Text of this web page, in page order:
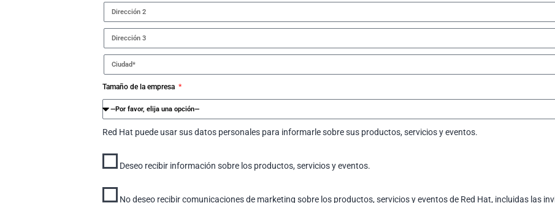
Tamaño de la empresa
Red Hat puede usar sus datos personales para informarle sobre sus productos, servicios y eventos.
Deseo recibir información sobre los productos, servicios y eventos.
No deseo recibir comunicaciones de marketing sobre los productos, servicios y eventos de Red Hat, incluidas las